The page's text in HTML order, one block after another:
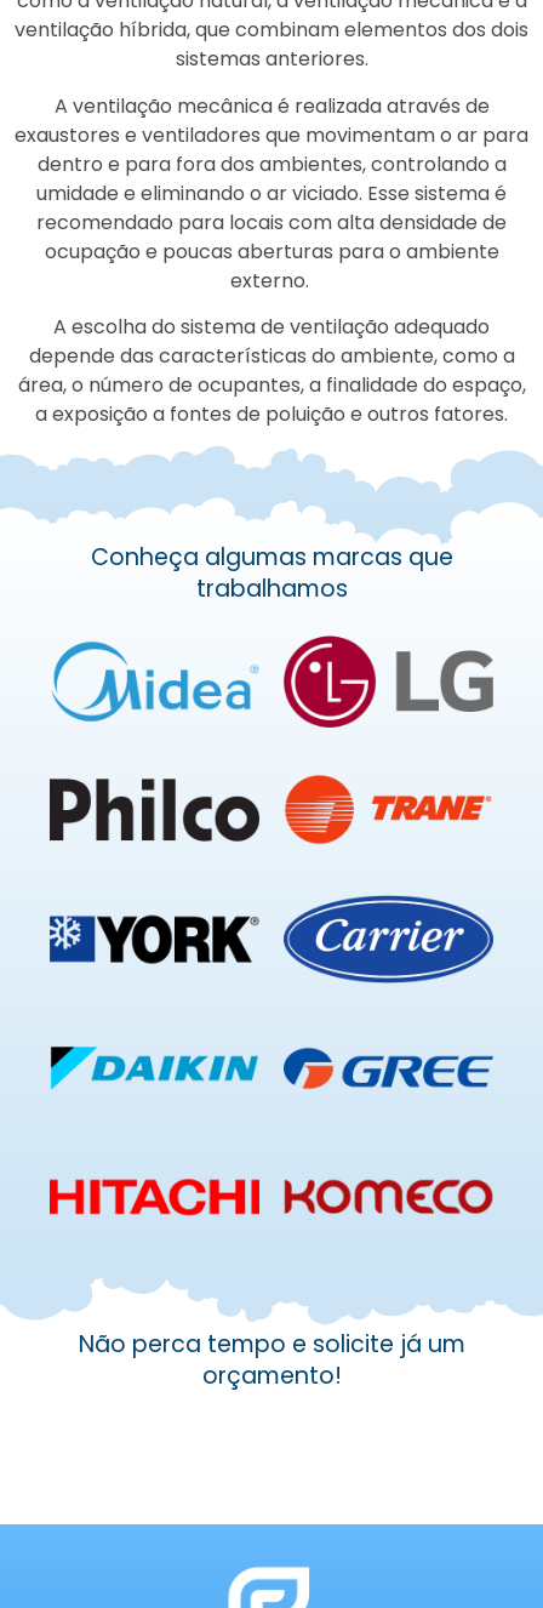
ventilação híbrida, que combinam elementos dos dois
sistemas anteriores.
A ventilação mecânica é realizada através de
exaustores e ventiladores que movimentam o ar para
dentro e para fora dos ambientes, controlando a
umidade e eliminando o ar viciado. Esse sistema é
recomendado para locais com alta densidade de
ocupação e poucas aberturas para o ambiente
externo.
A escolha do sistema de ventilação adequado
depende das características do ambiente, como a
área, o número de ocupantes, a finalidade do espaço,
a exposição a fontes de poluição e outros fatores.
Conheça algumas marcas que
trabalhamos
Não perca tempo e solicite já um
orçamento!